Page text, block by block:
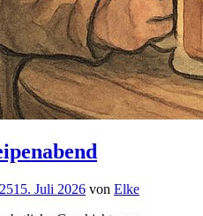
15. Juli 2026 von Elke